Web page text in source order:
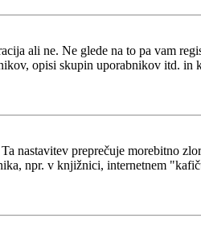
ali ne. Ne glede na to pa vam
opisi skupin uporabnikov itd. in
nastavitev preprečuje morebitno
npr. v knjižnici, internetnem